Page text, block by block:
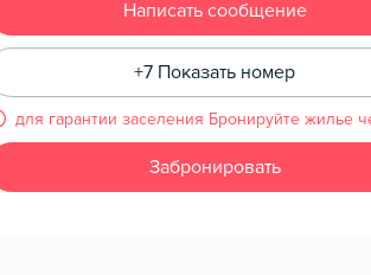
Написать сообщение
+7 Показать номер
для гарантии заселения Бронируйте жилье
Забронировать